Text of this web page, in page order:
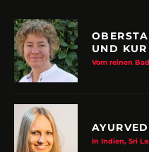
UND KUR
Vom reinen
In Indien, Sri